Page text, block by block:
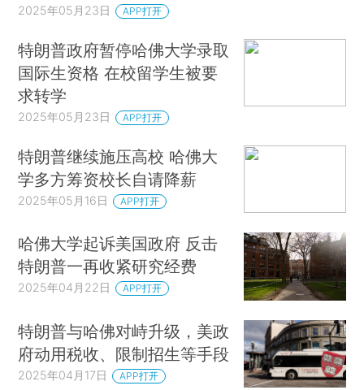
2025年05月23日 APP打开
特朗普政府暂停哈佛大学录取
国际生资格 在校留学生被要
求转学
2025年05月23日 APP打开
特朗普继续施压高校 哈佛大
学多方筹资校长自请降薪
2025年05月16日 APP打开
哈佛大学起诉美国政府 反击
特朗普一再收紧研究经费
2025年04月22日 APP打开
特朗普与哈佛对峙升级，美政
府动用税收、限制招生等手段
2025年04月17日 APP打开